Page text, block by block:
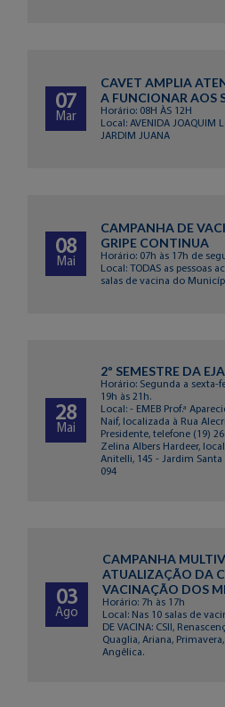
07
Mar
CAVET AMPLIA
A FUNCIONAR AOS
Horário: 08H ÀS 12H
Local: AVENIDA JOAQUIM
JARDIM JUANA
08
Mai
CAMPANHA DE
GRIPE CONTINUA
Horário: 07h às 17h de
Local: TODAS as pessoas
salas de vacina do
28
Mai
2º SEMESTRE DA
Horário: Segunda a sexta-
19h às 21h.
Local: - EMEB Prof.ª
Naif, localizada à Rua
Presidente, telefone (19)
Zelina Albers Hardeer,
Anitelli, 145 - Jardim Santa
094
03
Ago
CAMPANHA
ATUALIZAÇÃO DA
VACINAÇÃO DOS
Horário: 7h às 17h
Local: Nas 10 salas de
DE VACINA: CSII,
Quaglia, Ariana,
Angêlica.